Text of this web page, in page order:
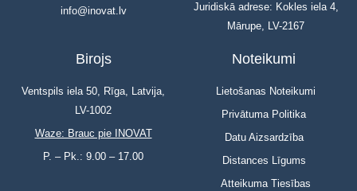
info@inovat.lv
Juridiskā adrese: Kokles iela 4,
Mārupe, LV-2167
Birojs
Ventspils iela 50, Rīga, Latvija,
LV-1002
Waze: Brauc pie INOVAT
P. – Pk.: 9.00 – 17.00
Noteikumi
Lietošanas Noteikumi
Privātuma Politika
Datu Aizsardzība
Distances Līgums
Atteikuma Tiesības